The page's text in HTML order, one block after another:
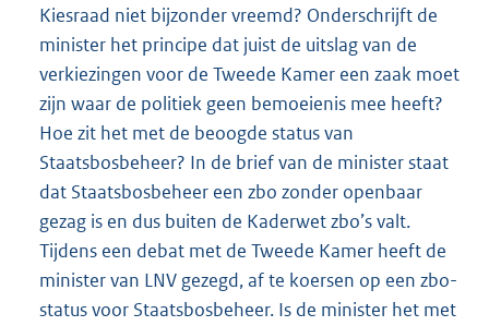
Kiesraad niet bijzonder vreemd? Onderschrijft de
minister het principe dat juist de uitslag van de
verkiezingen voor de Tweede Kamer een zaak moet
zijn waar de politiek geen bemoeienis mee heeft?
Hoe zit het met de beoogde status van
Staatsbosbeheer? In de brief van de minister staat
dat Staatsbosbeheer een zbo zonder openbaar
gezag is en dus buiten de Kaderwet zbo’s valt.
Tijdens een debat met de Tweede Kamer heeft de
minister van LNV gezegd, af te koersen op een zbo-
status voor Staatsbosbeheer. Is de minister het met